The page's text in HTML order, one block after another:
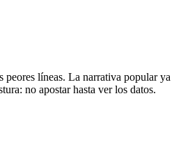
peores líneas. La narrativa popular ya
no apostar hasta ver los datos.